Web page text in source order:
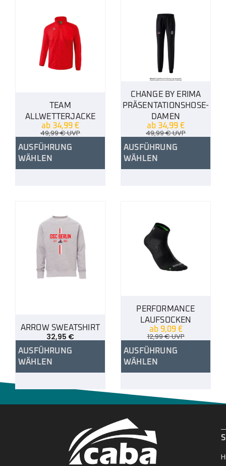
TEAM
ALLWETTERJACKE
ab 34,99 €
49,99€UVP
AUSFÜHRUNG
WÄHLEN
CHANGE BY ERIMA
PRÄSENTATIONSHOSE-
DAMEN
ab 34,99 €
49,99€UVP
AUSFÜHRUNG
WÄHLEN
ARROW SWEATSHIRT
32,95 €
AUSFÜHRUNG
WÄHLEN
PERFORMANCE
LAUFSOCKEN
ab 9,09 €
12,99€UVP
AUSFÜHRUNG
WÄHLEN